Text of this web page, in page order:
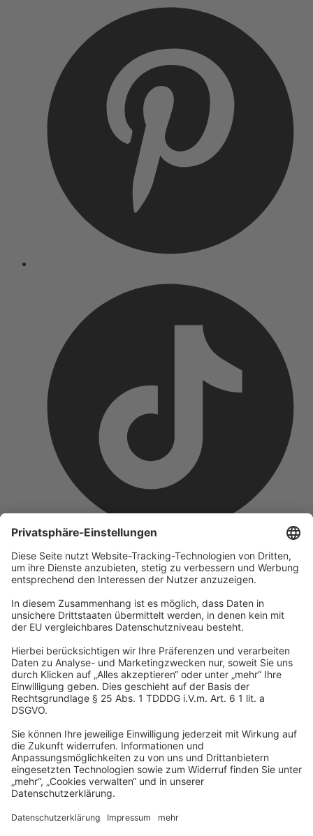
Unternehmen
Wir sind Teil der REWE Group und ihrer Touristiksparte
DERTOUR Group. Damit gehören wir zu einer der größten
touristischen Unternehmensgruppen in Europa.
© 2026A-ROSA Hotels
Presse
Datenschutz